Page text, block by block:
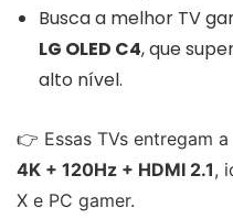
Busca a melhor TV
LG OLED C4, que
alto nível.
👉 Essas TVs entregam
4K + 120Hz + HDMI 2.1,
X e PC gamer.